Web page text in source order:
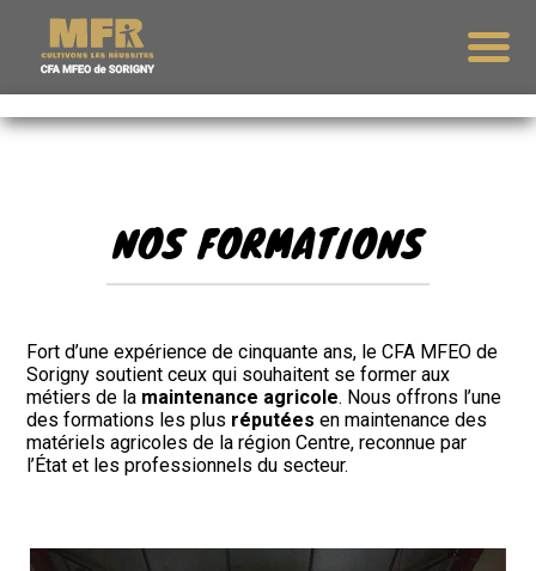
NOS FORMATIONS
Fort d’une expérience de cinquante ans, le CFA MFEO de
Sorigny soutient ceux qui souhaitent se former aux
métiers de la maintenance agricole. Nous offrons l’une
des formations les plus réputées en maintenance des
matériels agricoles de la région Centre, reconnue par
l’État et les professionnels du secteur.